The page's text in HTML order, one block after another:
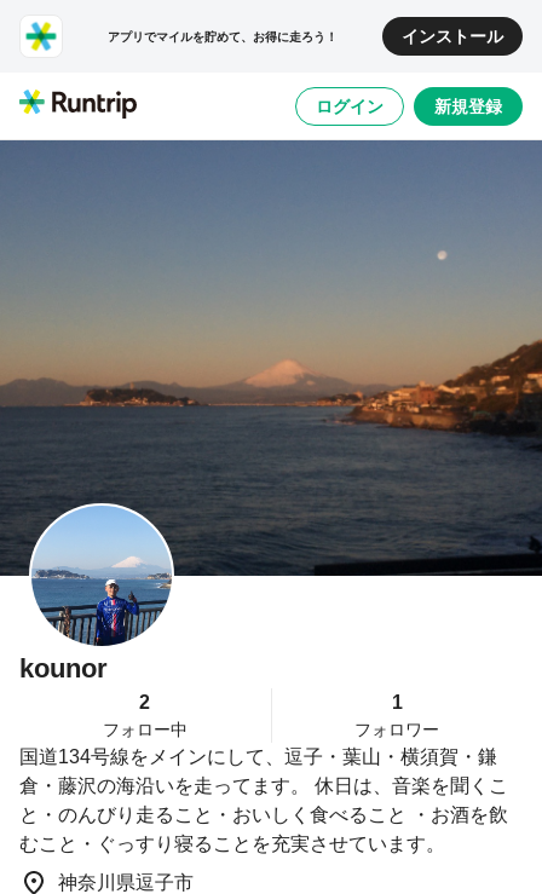
アプリでマイルを貯めて、お得に走ろう！ インストール
ログイン 新規登録
kounor
2
フォロー中
1
フォロワー
国道134号線をメインにして、逗子・葉山・横須賀・鎌
倉・藤沢の海沿いを走ってます。 休日は、音楽を聞くこ
と・のんびり走ること・おいしく食べること ・お酒を飲
むこと・ぐっすり寝ることを充実させています。
神奈川県逗子市